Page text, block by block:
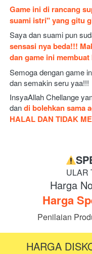
Game ini di rancang
suami istri" yang gitu
Saya dan suami pun
sensasi nya beda!!!
dan game ini
Semoga dengan game
dan semakin seru yaa!!!
InsyaAllah Chellange
dan di bolehkan sama
HALAL DAN TIDAK
ULAR
Harga
Harga
Penilaian
HARGA